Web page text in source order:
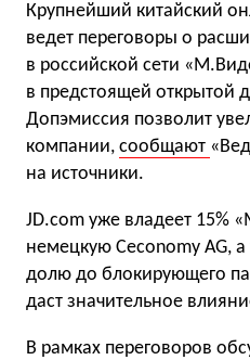
Крупнейший китайский
ведет переговоры о
в российской сети
в предстоящей открытой
Допэмиссия позволит
компании, сообщают
на источники.
JD.com уже владеет 15%
немецкую Ceconomy AG,
долю до блокирующего
даст значительное
В рамках переговоров